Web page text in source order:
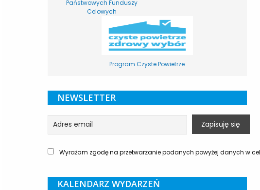
Państwowych Funduszy
Celowych
Program Czyste Powietrze
NEWSLETTER
Wyrażam zgodę na przetwarzanie podanych powyżej danych w
KALENDARZ WYDARZEŃ